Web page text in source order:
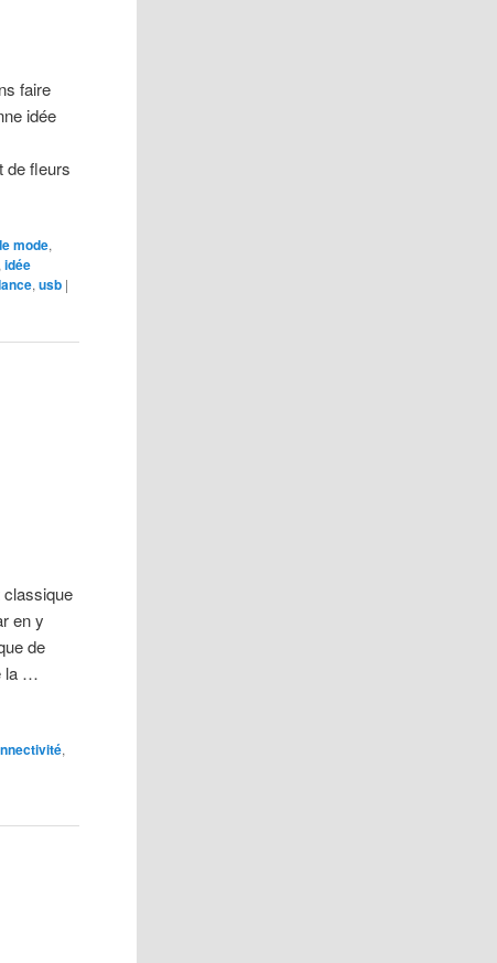
faire
idée
de fleurs
mode,
,idée
,usb |
classique
en y
de
la …
,